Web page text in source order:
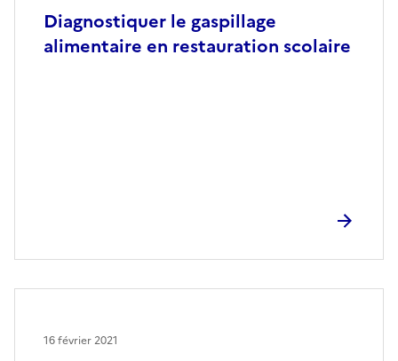
Diagnostiquer le gaspillage
alimentaire en restauration scolaire
16 février 2021